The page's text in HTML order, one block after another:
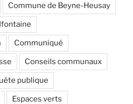
Commune de Beyne-Heusay
Communiqué
Conseils communaux
publique
Espaces verts